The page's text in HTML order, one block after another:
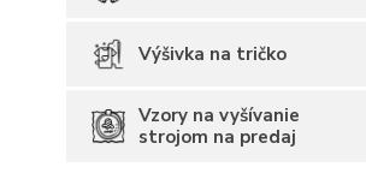
Výšivka na tričko
Vzory na vyšívanie
strojom na predaj